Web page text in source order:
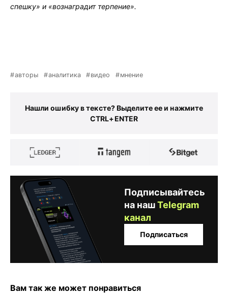
спешку» и «вознаградит терпение».
авторы аналитика видео мнение
Нашли ошибку в тексте? Выделите ее и нажмите
CTRL+ENTER
Подписывайтесь
на нашTelegram
канал
Подписаться
Вам так же может понравиться